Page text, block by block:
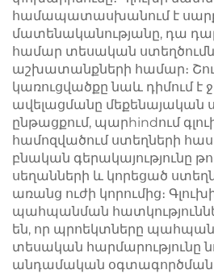
համապատասխանում է
մատենականությանը, դա
համար տեսական
աշխատանքների համար։
կառուցվածքը նաև դիմում է
ավելացմանը մեքենայական
ընթացքում, պարhindում
համոզվածում ստեղների
բնական գերակայությունը
սեղանների և կորեցած
առանց ուժի կորումից։
պահպանման
են, որ պրոեկտները
տեսական հարմարությունը
անդամական օգտագործման